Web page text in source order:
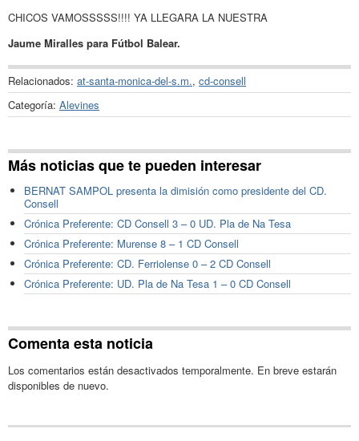
CHICOS VAMOSSSSS!!!! YA LLEGARA LA NUESTRA
Jaume Miralles para Fútbol Balear.
Relacionados: at-santa-monica-del-s.m., cd-consell
Categoría: Alevines
Más noticias que te pueden interesar
BERNAT SAMPOL presenta la dimisión como presidente del CD.
Consell
Crónica Preferente: CD Consell 3 – 0 UD. Pla de Na Tesa
Crónica Preferente: Murense 8 – 1 CD Consell
Crónica Preferente: CD. Ferriolense 0 – 2 CD Consell
Crónica Preferente: UD. Pla de Na Tesa 1 – 0 CD Consell
Comenta esta noticia
Los comentarios están desactivados temporalmente. En breve estarán
disponibles de nuevo.